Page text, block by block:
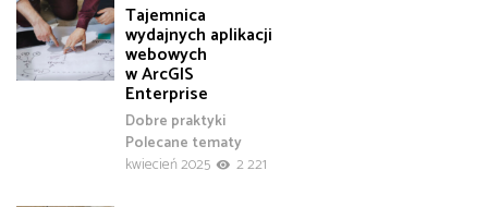
Tajemnica
wydajnych aplikacji
webowych
w ArcGIS
Enterprise
Dobre praktyki
Polecane tematy
kwiecień 2025
2 221